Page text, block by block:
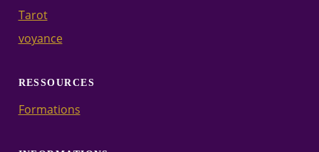
Tarot
voyance
RESSOURCES
Formations